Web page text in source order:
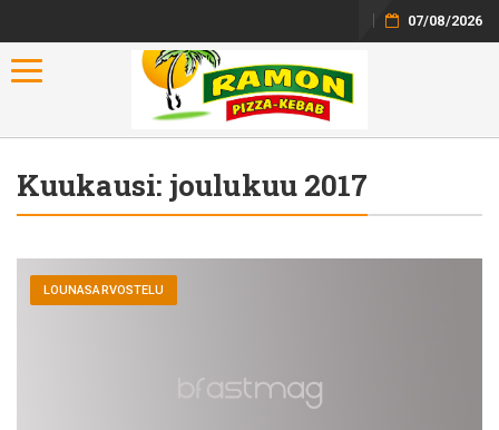
07/08/2026
Toggle navigation
Kuukausi: joulukuu 2017
LOUNASARVOSTELU